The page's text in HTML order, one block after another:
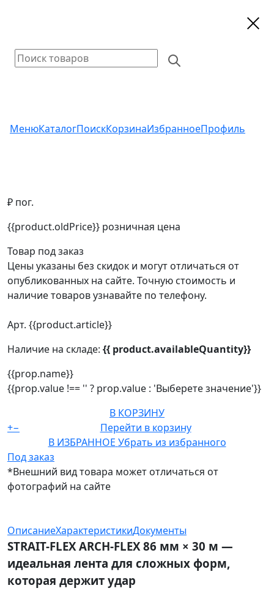
МенюКаталогПоискКорзинаИзбранноеПрофиль
₽ пог.
{{product.oldPrice}} розничная цена
Товар под заказ
Цены указаны без скидок и могут отличаться от
опубликованных на сайте. Точную стоимость и
наличие товаров узнавайте по телефону.
Арт. {{product.article}}
Наличие на складе: {{ product.availableQuantity}}
{{prop.name}}
{{prop.value !== '' ? prop.value : 'Выберете значение'}}
В КОРЗИНУ
+−
Перейти в корзину
В ИЗБРАННОЕ Убрать из избранного
Под заказ
*Внешний вид товара может отличаться от
фотографий на сайте
ОписаниеХарактеристикиДокументы
STRAIT-FLEX ARCH-FLEX 86 мм × 30 м —
идеальная лента для сложных форм,
которая держит удар